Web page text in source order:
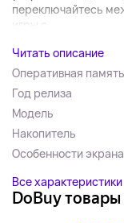
переключайтесь
игры с...
Читать описание
Оперативная память
Год релиза
Модель
Накопитель
Особенности экрана
Все характеристики